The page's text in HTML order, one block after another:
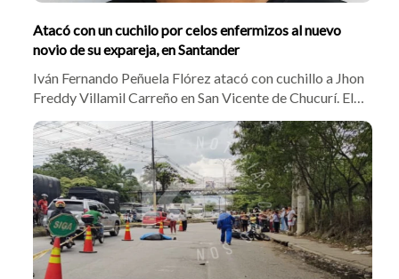
Atacó con un cuchilo por celos enfermizos al nuevo
novio de su expareja, en Santander
Iván Fernando Peñuela Flórez atacó con cuchillo a Jhon
Freddy Villamil Carreño en San Vicente de Chucurí. El
móvil del crimen fue el rechazo a la ruptura con su
expareja, Lisbeth Lorena García Amaya. La rápida
atención médica salvó a la víctima y Peñuela Flórez fue
enviado a la cárcel.